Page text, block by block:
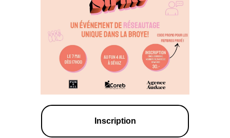
Inscription